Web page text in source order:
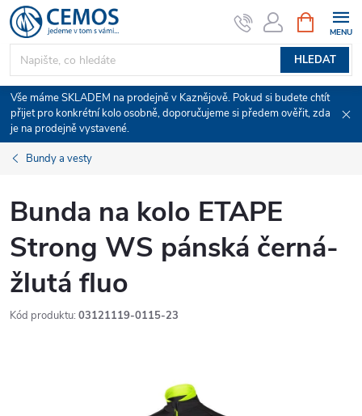
Přejít
na
obsah
HLEDAT
NÁKUPNÍ
KOŠÍK
Vše máme SKLADEM na prodejně v Kaznějově. Pokud si budete chtít
přijet pro konkrétní kolo osobně, doporučujeme si předem ověřit, zda
je na prodejně vystavené.
Bundy a vesty
Bunda na kolo ETAPE
Strong WS pánská černá-
žlutá fluo
Kód produktu: 03121119-0115-23